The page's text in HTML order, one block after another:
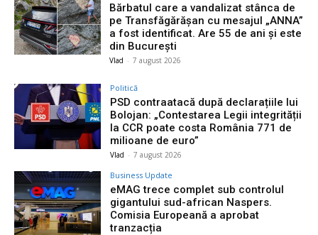
Bărbatul care a vandalizat stânca de
pe Transfăgărășan cu mesajul „ANNA”
a fost identificat. Are 55 de ani și este
din București
Vlad - 7 august 2026
Politică
PSD contraatacă după declarațiile lui
Bolojan: „Contestarea Legii integrității
la CCR poate costa România 771 de
milioane de euro”
Vlad - 7 august 2026
Business Update
eMAG trece complet sub controlul
gigantului sud-african Naspers.
Comisia Europeană a aprobat
tranzacția